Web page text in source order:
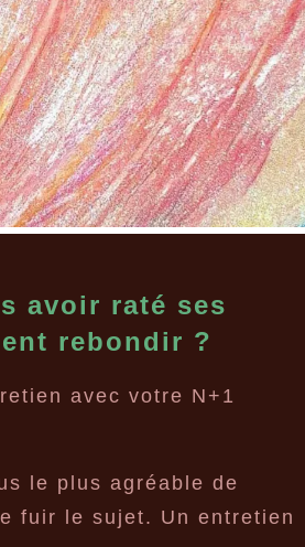
avoir raté ses
rebondir ?
avec votre N+1
le plus agréable de
fuir le sujet. Un entretien